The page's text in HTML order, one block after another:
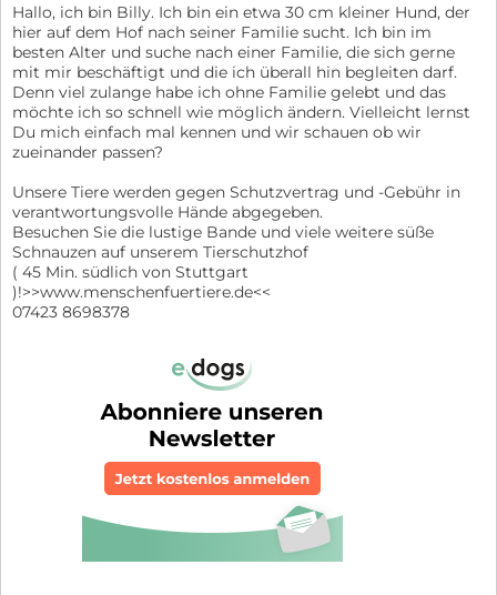
Hallo, ich bin Billy. Ich bin ein etwa 30 cm kleiner Hund, der
hier auf dem Hof nach seiner Familie sucht. Ich bin im
besten Alter und suche nach einer Familie, die sich gerne
mit mir beschäftigt und die ich überall hin begleiten darf.
Denn viel zulange habe ich ohne Familie gelebt und das
möchte ich so schnell wie möglich ändern. Vielleicht lernst
Du mich einfach mal kennen und wir schauen ob wir
zueinander passen?
Unsere Tiere werden gegen Schutzvertrag und -Gebühr in
verantwortungsvolle Hände abgegeben.
Besuchen Sie die lustige Bande und viele weitere süße
Schnauzen auf unserem Tierschutzhof
( 45 Min. südlich von Stuttgart
)!>>www.menschenfuertiere.de<<
07423 8698378